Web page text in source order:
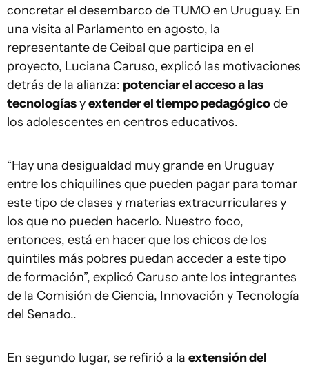
concretar el desembarco de TUMO en Uruguay. En
una visita al Parlamento en agosto, la
representante de Ceibal que participa en el
proyecto, Luciana Caruso, explicó las motivaciones
detrás de la alianza: potenciar el acceso a las
tecnologíasyextender el tiempo pedagógicode
los adolescentes en centros educativos.
“Hay una desigualdad muy grande en Uruguay
entre los chiquilines que pueden pagar para tomar
este tipo de clases y materias extracurriculares y
los que no pueden hacerlo. Nuestro foco,
entonces, está en hacer que los chicos de los
quintiles más pobres puedan acceder a este tipo
de formación”, explicó Caruso ante los integrantes
de la Comisión de Ciencia, Innovación y Tecnología
del Senado..
En segundo lugar, se refirió a la extensión del